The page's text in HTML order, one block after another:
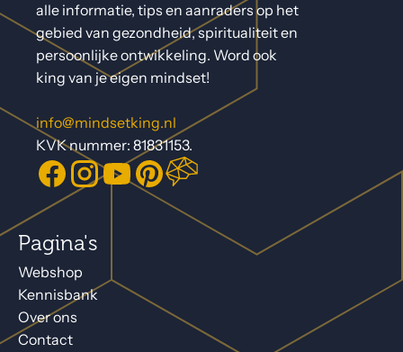
alle informatie, tips en aanraders op het
gebied van gezondheid, spiritualiteit en
persoonlijke ontwikkeling. Word ook
king van je eigen mindset!
info@mindsetking.nl
KVK nummer: 81831153.
Pagina's
Webshop
Kennisbank
Over ons
Contact